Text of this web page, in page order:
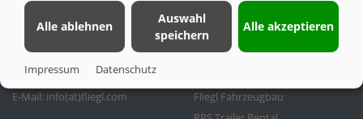
D-84453 Mühldorf a. Inn
Tel.: +49 (0) 8631 307-0
Fax: +49 (0) 8631 307-550
E-Mail: info(at)fliegl.com
Fliegl Baukom
Fliegl Grünlandtechnik
Fliegl Dosiertechnik
Fliegl Fahrzeugbau
Alle ablehnen
Auswahl
speichern
Alle akzeptieren
Impressum Datenschutz